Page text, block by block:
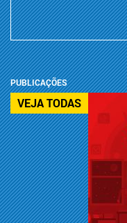
PUBLICAÇÕES
VEJA TODAS